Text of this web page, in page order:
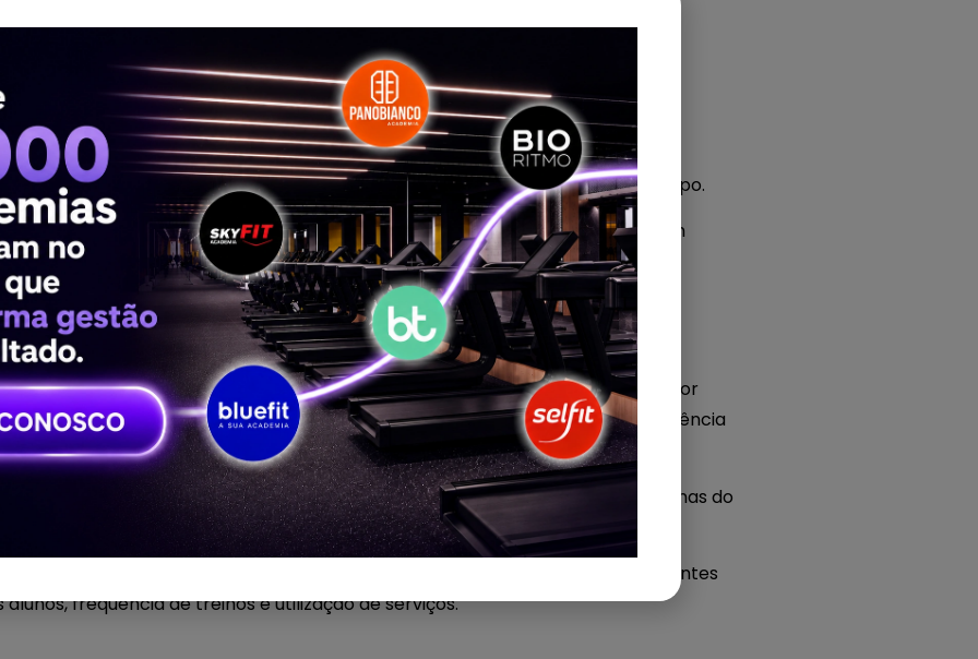
física
a academia
de treino
os alunos a manter a disciplina e acompanhar seu progresso ao longo do tempo.
aplicativos integrados asistemas de gestão para academias conseguem
dos alunos e acompanhar indicadores importantes do negócio.
aplicativo para academia
como uma extensão digital dos serviços oferecidos pela academia. Por
acessar seus treinos, verificar horários de aulas, acompanhar sua frequência
da academia.
dia do aluno e melhora a organização da academia. Em vez de depender apenas do
atividades passam a ser realizadas diretamente pelo celular.
ao sistema da academia, é possível acompanhar informações importantes
frequência de treinos e utilização de serviços.